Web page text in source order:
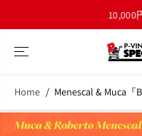
10,000円以上の
Home Menescal & Muca『
商品情報へスキ
ップ